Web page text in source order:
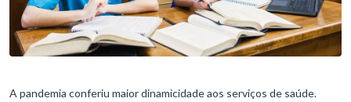
A pandemia conferiu maior dinamicidade aos serviços de saúde.